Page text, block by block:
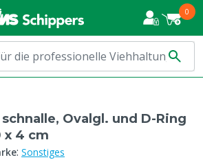
0
Ovalgl. und D-Ring
x 4 cm
: Sonstiges